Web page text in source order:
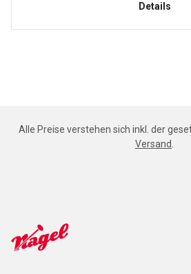
Details
Alle Preise verstehen sich inkl. der
Versand